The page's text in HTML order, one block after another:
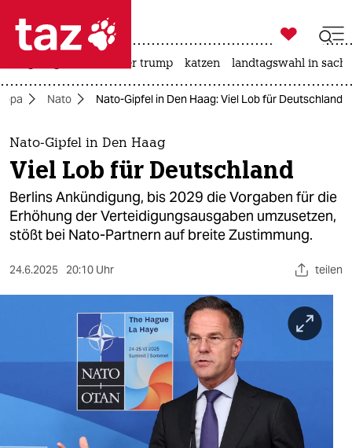
 taz zahl ich
taz zahl ich
themen
politik
öko

taz zahl ich
usa unter trump katzen landtagswahl in
Nato Nato-Gipfel in Den Haag: Viel Lob für Deutschland
Nato-Gipfel in Den Haag
Viel Lob für Deutschland
Berlins Ankündigung, bis 2029 die Vorgaben für die
Erhöhung der Verteidigungsausgaben umzusetzen,
stößt bei Nato-Partnern auf breite Zustimmung.
24.6.2025 20:10 Uhr teilen